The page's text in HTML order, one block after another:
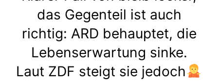
das Gegenteil ist auch
richtig: ARD behauptet, die
Lebenserwartung sinke.
Laut ZDF steigt sie jedoch